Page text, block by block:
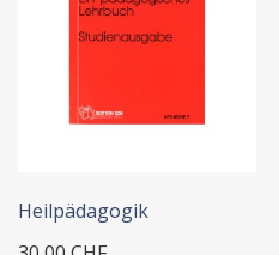
Heilpädagogik